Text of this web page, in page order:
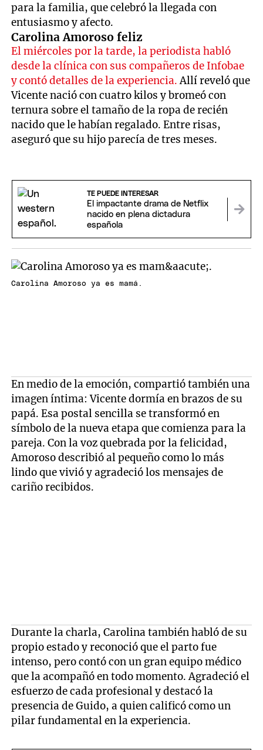
para la familia, que celebró la llegada con
entusiasmo y afecto.
Carolina Amoroso feliz
El miércoles por la tarde, la periodista habló
desde la clínica con sus compañeros de Infobae
y contó detalles de la experiencia.Allí reveló que
Vicente nació con cuatro kilos y bromeó con
ternura sobre el tamaño de la ropa de recién
nacido que le habían regalado. Entre risas,
aseguró que su hijo parecía de tres meses.
TE PUEDE INTERESAR
El impactante drama de Netflix
nacido en plena dictadura
española
Carolina Amoroso ya es mamá.
En medio de la emoción, compartió también una
imagen íntima: Vicente dormía en brazos de su
papá. Esa postal sencilla se transformó en
símbolo de la nueva etapa que comienza para la
pareja. Con la voz quebrada por la felicidad,
Amoroso describió al pequeño como lo más
lindo que vivió y agradeció los mensajes de
cariño recibidos.
Durante la charla, Carolina también habló de su
propio estado y reconoció que el parto fue
intenso, pero contó con un gran equipo médico
que la acompañó en todo momento. Agradeció el
esfuerzo de cada profesional y destacó la
presencia de Guido, a quien calificó como un
pilar fundamental en la experiencia.